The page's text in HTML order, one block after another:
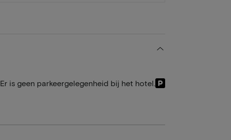
Er is geen parkeergelegenheid bij het hotel.